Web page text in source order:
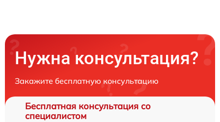
Нужна консультация?
Закажите бесплатную консультацию
Бесплатная консультация со
специалистом